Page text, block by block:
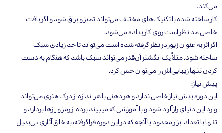
می‌کند.
کار ساخته شده با تکنیک‌های مختلف می‌تواند تمیز و براق شود و اگر بافت
خاصی مد نظر است روی کار پیاده می‌شود.
اگر اثر به عنوان زیور در نظر گرفته شده است می‌تواند تا حد زیادی سبک
ساخته شود. مثلاً یک انگشتر آن‌قدر می‌تواند سبک باشد که هنگام به دست
کردن تنها زیبایی‌اش را می‌توان حس کرد.
پیش نیاز:
این دوره پیش نیاز خاصی ندارد و هر ذهنی با هر اندازه از درک هنری می‌تواند
وارد این دنیای رازآلود شود و با آموزشی که میبیند پرده از رمز و رازها بردارد و
تنها با تعداد ابزار محدود یا آنچه که در این دوره فراگرفته، به خلق آثاری بی‌بدیل